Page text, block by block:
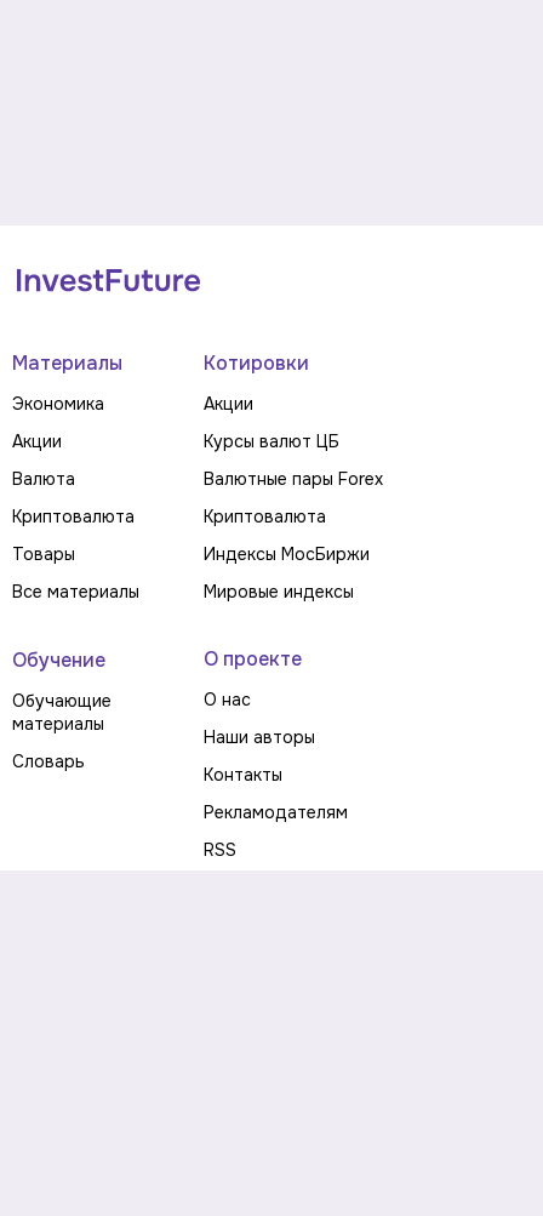
Материалы
Экономика
Акции
Валюта
Криптовалюта
Товары
Все материалы
Котировки
Акции
Курсы валют ЦБ
Валютные пары Forex
Криптовалюта
Индексы МосБиржи
Мировые индексы
Обучение
Обучающие
материалы
Словарь
О проекте
О нас
Наши авторы
Контакты
Рекламодателям
RSS